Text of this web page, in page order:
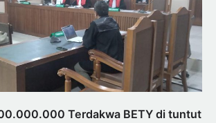
Terdakwa BETY di tuntut